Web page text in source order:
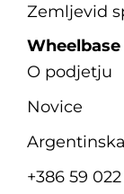
Zemljevid
Wheelbase
O podjetju
Novice
+386 59 022